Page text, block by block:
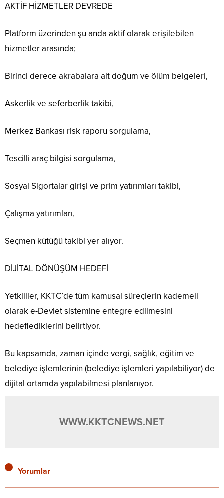
AKTİF HİZMETLER DEVREDE
Platform üzerinden şu anda aktif olarak erişilebilen
hizmetler arasında;
Birinci derece akrabalara ait doğum ve ölüm belgeleri,
Askerlik ve seferberlik takibi,
Merkez Bankası risk raporu sorgulama,
Tescilli araç bilgisi sorgulama,
Sosyal Sigortalar girişi ve prim yatırımları takibi,
Çalışma yatırımları,
Seçmen kütüğü takibi yer alıyor.
DİJİTAL DÖNÜŞÜM HEDEFİ
Yetkililer, KKTC’de tüm kamusal süreçlerin kademeli
olarak e-Devlet sistemine entegre edilmesini
hedeflediklerini belirtiyor.
Bu kapsamda, zaman içinde vergi, sağlık, eğitim ve
belediye işlemlerinin (belediye işlemleri yapılabiliyor) de
dijital ortamda yapılabilmesi planlanıyor.
WWW.KKTCNEWS.NET
Yorumlar